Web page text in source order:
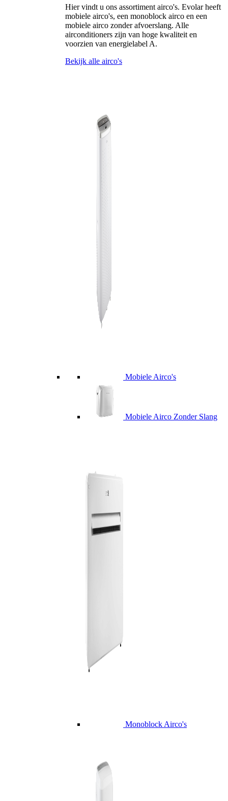
Hier vindt u ons assortiment airco's. Evolar heeft
mobiele airco's, een monoblock airco en een
mobiele airco zonder afvoerslang. Alle
airconditioners zijn van hoge kwaliteit en
voorzien van energielabel A.
Bekijk alle airco's
Mobiele Airco's
Mobiele Airco Zonder Slang
Monoblock Airco's